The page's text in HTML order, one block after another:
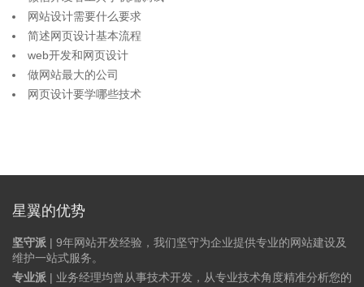
网站设计需要什么要求
简述网页设计基本流程
web开发和网页设计
做网站最大的公司
网页设计要学哪些技术
星翼的优势
坚守派 | 9年网站开发经验，我们坚守为企业提供专业的网站建设及
维护一站式服务。
专业派 | 业务经理均曾从事技术开发，从专业技术角度精准分析您的